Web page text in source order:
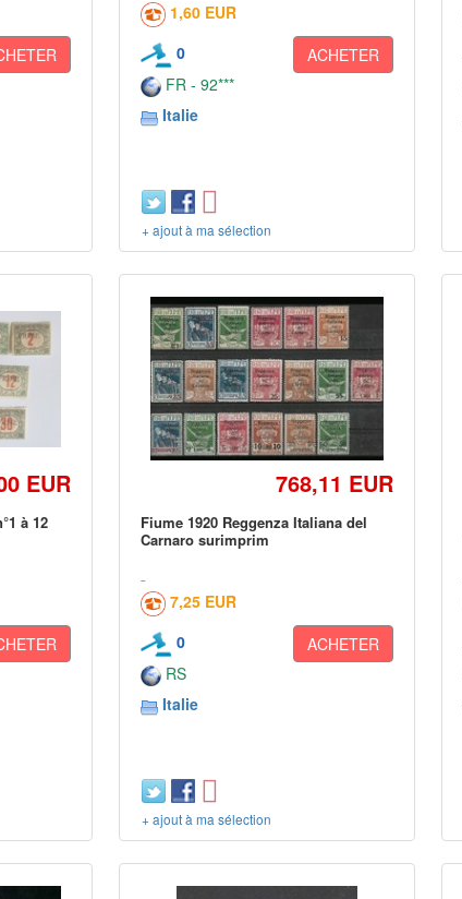
1,60 EUR
0
ACHETER
FR - 92***
Italie
+ ajout à ma sélection
EUR
à 12
768,11 EUR
Fiume 1920 Reggenza Italiana del
Carnaro surimprim
7,25 EUR
0
ACHETER
RS
Italie
+ ajout à ma sélection